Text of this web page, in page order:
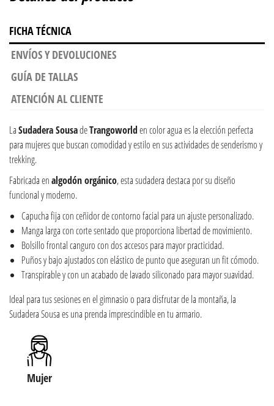
FICHA TÉCNICA
ENVÍOS Y DEVOLUCIONES
GUÍA DE TALLAS
ATENCIÓN AL CLIENTE
LaSudadera SousadeTrangoworlden color agua es la elección perfecta
para mujeres que buscan comodidad y estilo en sus actividades de senderismo y
trekking.
Fabricada enalgodón orgánico, esta sudadera destaca por su diseño
funcional y moderno.
Capucha fija con ceñidor de contorno facial para un ajuste personalizado.
Manga larga con corte sentado que proporciona libertad de movimiento.
Bolsillo frontal canguro con dos accesos para mayor practicidad.
Puños y bajo ajustados con elástico de punto que aseguran un fit cómodo.
Transpirable y con un acabado de lavado siliconado para mayor suavidad.
Ideal para tus sesiones en el gimnasio o para disfrutar de la montaña, la
Sudadera Sousa es una prenda imprescindible en tu armario.
Mujer